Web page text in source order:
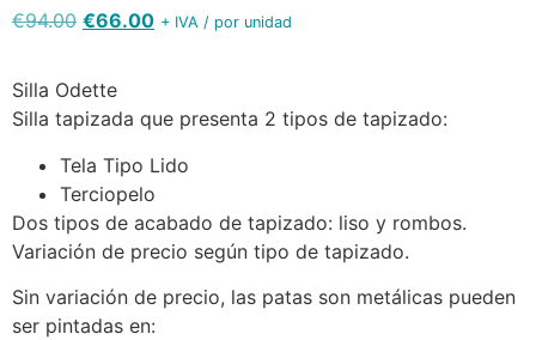
€94.00 €66.00 + IVA / por unidad
Silla Odette
Silla tapizada que presenta 2 tipos de tapizado:
Tela Tipo Lido
Terciopelo
Dos tipos de acabado de tapizado: liso y rombos.
Variación de precio según tipo de tapizado.
Sin variación de precio, las patas son metálicas pueden
ser pintadas en: